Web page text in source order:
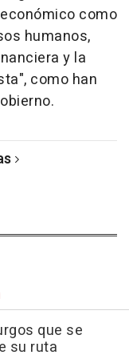
como
humanos,
y la
como han
que se
su ruta